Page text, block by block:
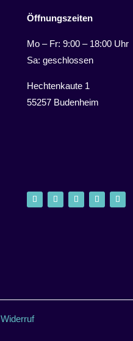
Öffnungszeiten
Mo – Fr: 9:00 – 18:00 Uhr
Sa: geschlossen
Hechtenkaute 1
55257 Budenheim
Widerruf